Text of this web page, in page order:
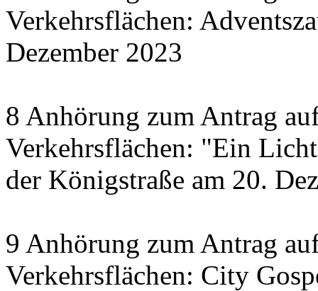
Verkehrsflächen:
Dezember 2023
8 Anhörung zum Antrag
Verkehrsflächen: "Ein
der Königstraße am 20.
9 Anhörung zum Antrag
Verkehrsflächen: City